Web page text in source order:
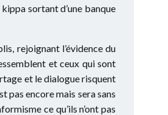
sortant d’une banque
rejoignant l’évidence du
et ceux qui sont
et le dialogue risquent
pas encore mais sera sans
ce qu’ils n’ont pas